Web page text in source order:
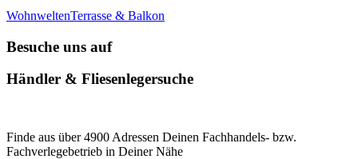
WohnweltenTerrasse & Balkon
Besuche uns auf
Händler & Fliesenlegersuche
Finde aus über 4900 Adressen Deinen Fachhandels- bzw.
Fachverlegebetrieb in Deiner Nähe